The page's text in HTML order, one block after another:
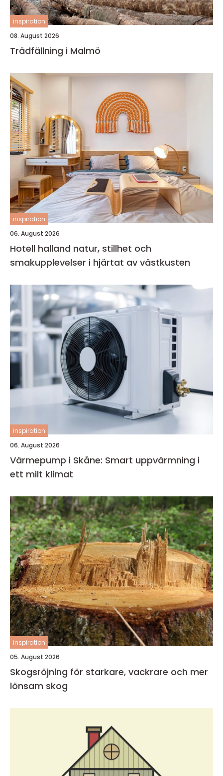
inspiration
08. August 2026
Trädfällning i Malmö
inspiration
06. August 2026
Hotell halland natur, stillhet och
smakupplevelser i hjärtat av västkusten
inspiration
06. August 2026
Värmepump i Skåne: Smart uppvärmning i
ett milt klimat
inspiration
05. August 2026
Skogsröjning för starkare, vackrare och mer
lönsam skog